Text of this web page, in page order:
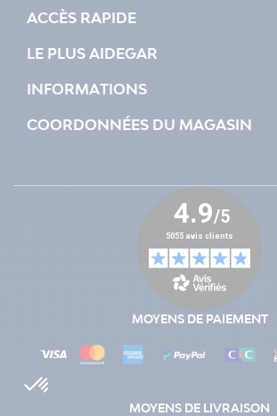
ACCÈS RAPIDE
LE PLUS AIDEGAR
INFORMATIONS
COORDONNÉES DU MAGASIN
MOYENS DE PAIEMENT
MOYENS DE LIVRAISON